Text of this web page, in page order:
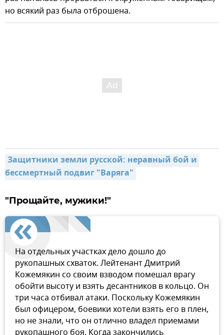
но всякий раз была отброшена.
Защитники земли русской: неравный бой и
бессмертный подвиг "Варяга"
"Прощайте, мужики!"
На отдельных участках дело дошло до
рукопашных схваток. Лейтенант Дмитрий
Кожемякин со своим взводом помешал врагу
обойти высоту и взять десантников в кольцо. Он
три часа отбивал атаки. Поскольку Кожемякин
был офицером, боевики хотели взять его в плен,
но не знали, что он отлично владел приемами